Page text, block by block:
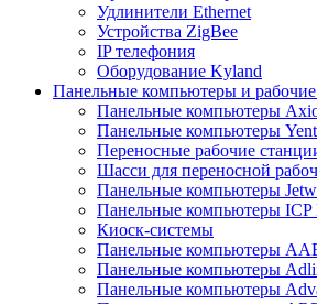
Удлинители Ethernet
Устройства ZigBee
IP телефония
Оборудование Kyland
Панельные компьютеры и
Панельные компьютеры
Панельные компьютеры
Переносные рабочие
Шасси для переносной
Панельные компьютеры
Панельные компьютеры ICP
Киоск-системы
Панельные компьютеры
Панельные компьютеры
Панельные компьютеры